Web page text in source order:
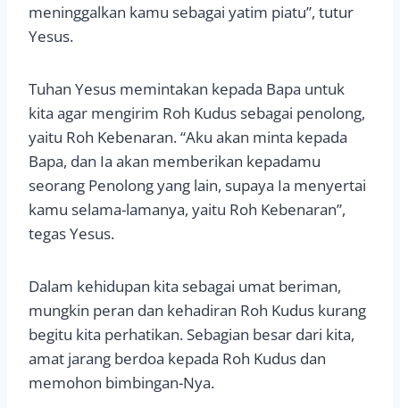
meninggalkan kamu sebagai yatim piatu”, tutur
Yesus.
Tuhan Yesus memintakan kepada Bapa untuk
kita agar mengirim Roh Kudus sebagai penolong,
yaitu Roh Kebenaran. “Aku akan minta kepada
Bapa, dan Ia akan memberikan kepadamu
seorang Penolong yang lain, supaya Ia menyertai
kamu selama-lamanya, yaitu Roh Kebenaran”,
tegas Yesus.
Dalam kehidupan kita sebagai umat beriman,
mungkin peran dan kehadiran Roh Kudus kurang
begitu kita perhatikan. Sebagian besar dari kita,
amat jarang berdoa kepada Roh Kudus dan
memohon bimbingan-Nya.